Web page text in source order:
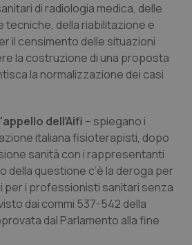
di Bolzano
di radiologia medica, delle
della riabilitazione e
il censimento delle situazioni
la costruzione di una proposta
la normalizzazione dei casi
dell’Aifi – spiegano i
italiana fisioterapisti, dopo
sanità con i rappresentanti
della questione c’è la deroga per
per i professionisti sanitari senza
dai commi 537-542 della
dal Parlamento alla fine